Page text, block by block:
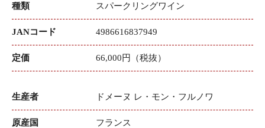
種類 スパークリングワイン
JANコード 4986616837949
定価 66,000円（税抜）
生産者 ドメーヌ レ・モン・フルノワ
原産国 フランス